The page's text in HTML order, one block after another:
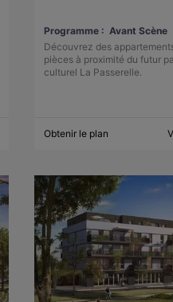
Programme : Avant Scène
Découvrez des
pièces à proximité du futur
culturel La Passerelle.
Obtenir le plan